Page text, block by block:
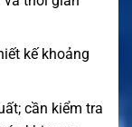
kế khoảng
cần kiểm tra